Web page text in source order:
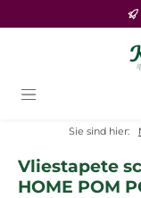
Zum Hauptinhalt
Sie sind hier:
Vliestapete
HOME POM